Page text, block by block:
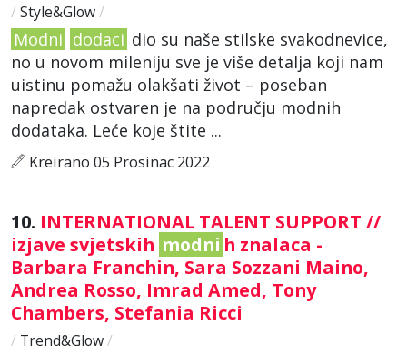
/ Style&Glow/
Modni dodaci dio su naše stilske svakodnevice,
no u novom mileniju sve je više detalja koji nam
uistinu pomažu olakšati život – poseban
napredak ostvaren je na području modnih
dodataka. Leće koje štite ...
Kreirano 05 Prosinac 2022
10. INTERNATIONAL TALENT SUPPORT //
izjave svjetskih modni h znalaca -
Barbara Franchin, Sara Sozzani Maino,
Andrea Rosso, Imrad Amed, Tony
Chambers, Stefania Ricci
/ Trend&Glow/